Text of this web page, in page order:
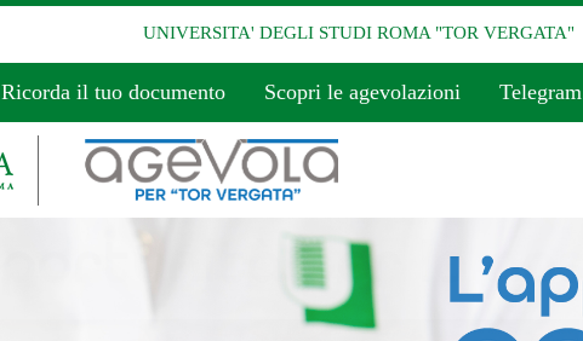
UNIVERSITA' DEGLI STUDI ROMA "TOR VERGATA"
Ricorda il tuo documento Scopri le agevolazioni Telegram